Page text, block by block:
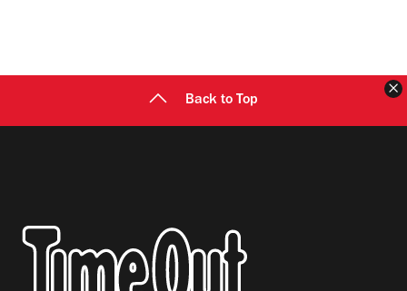
Back to Top